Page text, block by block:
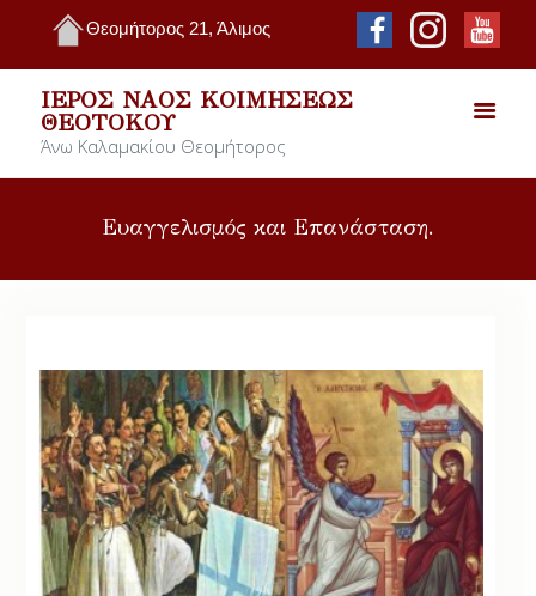
Θεομήτορος 21, Άλιμος
ΙΕΡΌΣ ΝΑΌΣ ΚΟΙΜΉΣΕΩΣ
ΘΕΟΤΌΚΟΥ
Άνω Καλαμακίου Θεομήτορος
Ευαγγελισμός και Επανάσταση.